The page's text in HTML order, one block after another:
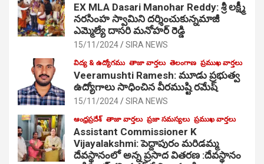
EX MLA Dasari Manohar Reddy: శ్రీ లక్ష్మీ
నరసింహ స్వామిని దర్శించుకున్నమాజీ
ఎమ్మెల్యే దాసరి మనోహర్ రెడ్డి
15/11/2024 SIRA NEWS
విద్య & ఉద్యోగము తాజా వార్తలు తెలంగాణ ప్రముఖ వార్తలు
Veeramushti Ramesh: మూడు ప్రభుత్వ
ఉద్యోగాలు సాధించిన వీరముష్టి రమేష్
15/11/2024 SIRA NEWS
ఆంధ్రప్రదేశ్ తాజా వార్తలు ప్రజా సమస్యలు ప్రముఖ వార్తలు
Assistant Commissioner K
Vijayalakshmi: పెద్దాపురం మరిడమ్మ
దేవస్థానంలో అన్న ప్రసాద వితరణ :దేవస్థానం